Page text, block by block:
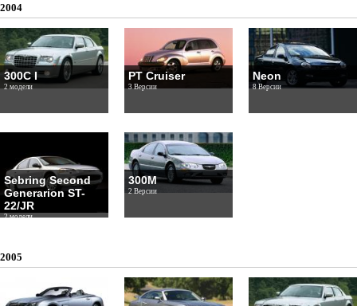
2004
300C I
2 модели
PT Cruiser
3 Версии
Neon
8 Версии
Sebring Second
Generarion ST-
22/JR
2 модели
300M
2 Версии
2005